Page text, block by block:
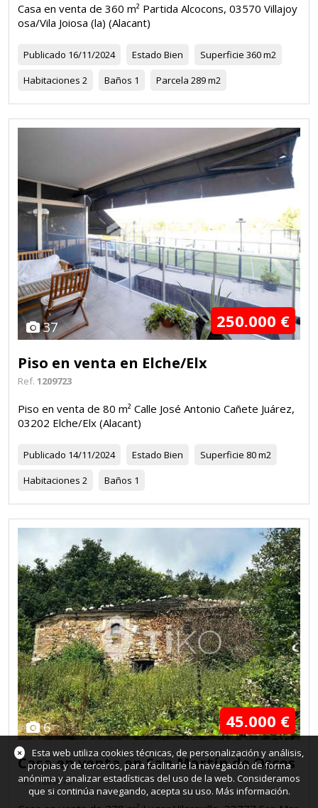
Casa en venta de 360 m² Partida Alcocons, 03570 Villajoy
osa/Vila Joiosa (la) (Alacant)
Publicado 16/11/2024 Estado Bien Superficie 360 m2
Habitaciones 2 Baños 1 Parcela 289 m2
37 250.000 €
Piso en venta en Elche/Elx
Ref. 1209723
Piso en venta de 80 m² Calle José Antonio Cañete Juárez,
03202 Elche/Elx (Alacant)
Publicado 14/11/2024 Estado Bien Superficie 80 m2
Habitaciones 2 Baños 1
6 45.000 €
Casa en venta en San Martín de Oscos
Ref.1209573
×
Esta web utiliza cookies técnicas, de personalización y análisis,
propias y de terceros, para facilitarle la navegación de forma
anónima y analizar estadísticas del uso de la web. Consideramos
que si continúa navegando, acepta su uso. Más información.